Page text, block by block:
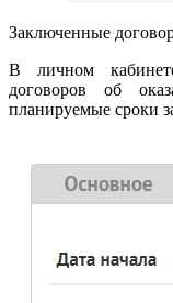
Заключенные
В личном
договоров об
планируемые сроки